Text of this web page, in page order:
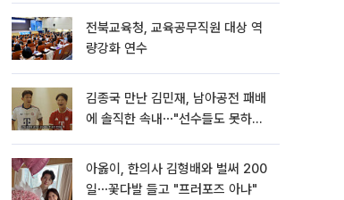
전북교육청, 교육공무직원 대상 역
량강화 연수
김종국 만난 김민재, 남아공전 패배
에 솔직한 속내⋯"선수들도 못하긴
아옳이, 한의사 김형배와 벌써 200
일⋯꽃다발 들고 "프러포즈 아냐"